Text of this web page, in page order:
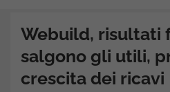
Webuild, risultati
salgono gli utili,
crescita dei ricavi